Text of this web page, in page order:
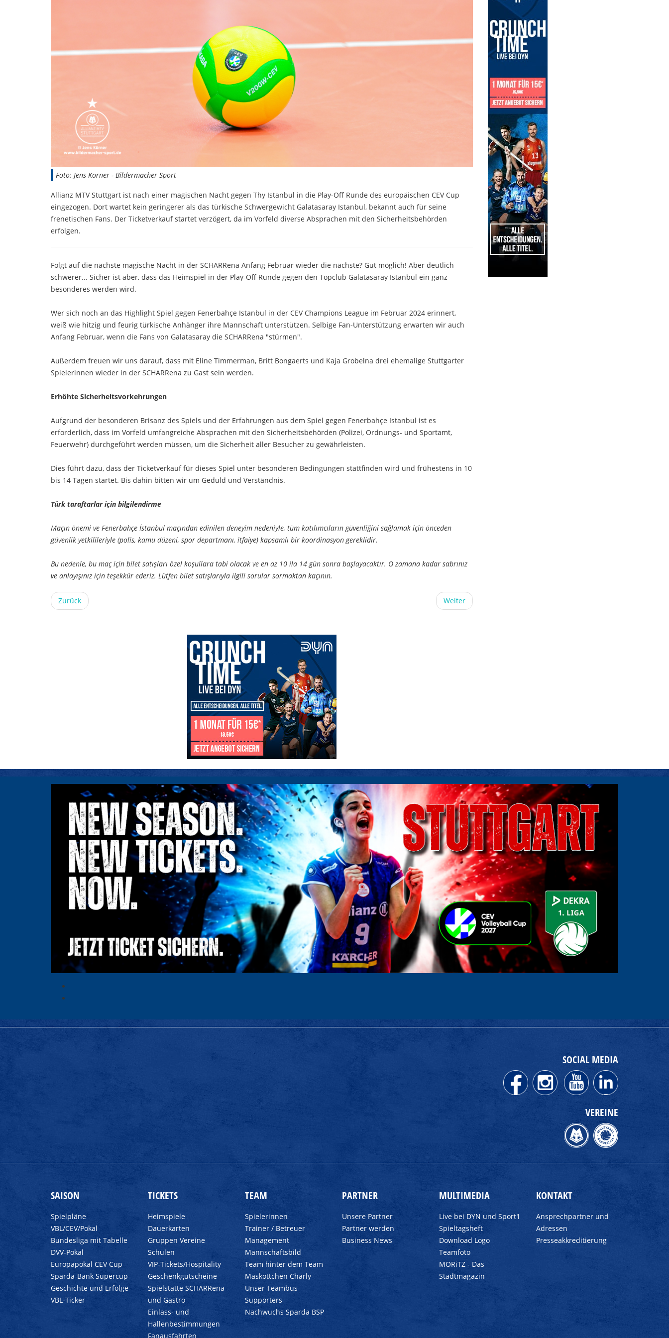
Foto: Jens Körner - Bildermacher Sport
Allianz MTV Stuttgart ist nach einer magischen Nacht gegen Thy Istanbul in die Play-Off Runde des europäischen CEV Cup
eingezogen. Dort wartet kein geringerer als das türkische Schwergewicht Galatasaray Istanbul, bekannt auch für seine
frenetischen Fans. Der Ticketverkauf startet verzögert, da im Vorfeld diverse Absprachen mit den Sicherheitsbehörden
erfolgen.
Folgt auf die nächste magische Nacht in der SCHARRena Anfang Februar wieder die nächste? Gut möglich! Aber deutlich
schwerer... Sicher ist aber, dass das Heimspiel in der Play-Off Runde gegen den Topclub Galatasaray Istanbul ein ganz
besonderes werden wird.
Wer sich noch an das Highlight Spiel gegen Fenerbahçe Istanbul in der CEV Champions League im Februar 2024 erinnert,
weiß wie hitzig und feurig türkische Anhänger ihre Mannschaft unterstützen. Selbige Fan-Unterstützung erwarten wir auch
Anfang Februar, wenn die Fans von Galatasaray die SCHARRena "stürmen".
Außerdem freuen wir uns darauf, dass mit Eline Timmerman, Britt Bongaerts und Kaja Grobelna drei ehemalige Stuttgarter
Spielerinnen wieder in der SCHARRena zu Gast sein werden.
Erhöhte Sicherheitsvorkehrungen
Aufgrund der besonderen Brisanz des Spiels und der Erfahrungen aus dem Spiel gegen Fenerbahçe Istanbul ist es
erforderlich, dass im Vorfeld umfangreiche Absprachen mit den Sicherheitsbehörden (Polizei, Ordnungs- und Sportamt,
Feuerwehr) durchgeführt werden müssen, um die Sicherheit aller Besucher zu gewährleisten.
Dies führt dazu, dass der Ticketverkauf für dieses Spiel unter besonderen Bedingungen stattfinden wird und frühestens in 10
bis 14 Tagen startet. Bis dahin bitten wir um Geduld und Verständnis.
Türk taraftarlar için bilgilendirme
Maçın önemi ve Fenerbahçe İstanbul maçından edinilen deneyim nedeniyle, tüm katılımcıların güvenliğini sağlamak için önceden
güvenlik yetkilileriyle (polis, kamu düzeni, spor departmanı, itfaiye) kapsamlı bir koordinasyon gereklidir.
Bu nedenle, bu maç için bilet satışları özel koşullara tabi olacak ve en az 10 ila 14 gün sonra başlayacaktır. O zamana kadar sabrınız
ve anlayışınız için teşekkür ederiz. Lütfen bilet satışlarıyla ilgili sorular sormaktan kaçının.
Zurück Weiter
SOCIAL MEDIA
VEREINE
SAISON
Spielpläne
VBL/CEV/Pokal
Bundesliga mit Tabelle
DVV-Pokal
Europapokal CEV Cup
Sparda-Bank Supercup
Geschichte und Erfolge
VBL-Ticker
TICKETS
Heimspiele
Dauerkarten
Gruppen Vereine
Schulen
VIP-Tickets/Hospitality
Geschenkgutscheine
Spielstätte SCHARRena
und Gastro
Einlass- und
Hallenbestimmungen
Fanausfahrten
TEAM
Spielerinnen
Trainer / Betreuer
Management
Mannschaftsbild
Team hinter dem Team
Maskottchen Charly
Unser Teambus
Supporters
Nachwuchs Sparda BSP
PARTNER
Unsere Partner
Partner werden
Business News
MULTIMEDIA
Live bei DYN und Sport1
Spieltagsheft
Download Logo
Teamfoto
MORiTZ - Das
Stadtmagazin
KONTAKT
Ansprechpartner und
Adressen
Presseakkreditierung